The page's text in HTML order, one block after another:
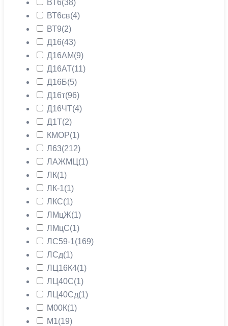
ВТ6(38)
ВТ6св(4)
ВТ9(2)
Д16(43)
Д16АМ(9)
Д16АТ(11)
Д16Б(5)
Д16т(96)
Д16ЧТ(4)
Д1Т(2)
КМОР(1)
Л63(212)
ЛАЖМЦ (1)
ЛК(1)
ЛК-1(1)
ЛКС(1)
ЛМцЖ(1)
ЛМцС(1)
ЛС59-1(169)
ЛСд(1)
ЛЦ16К4(1)
ЛЦ40С(1)
ЛЦ40Сд(1)
М00К(1)
М1(19)